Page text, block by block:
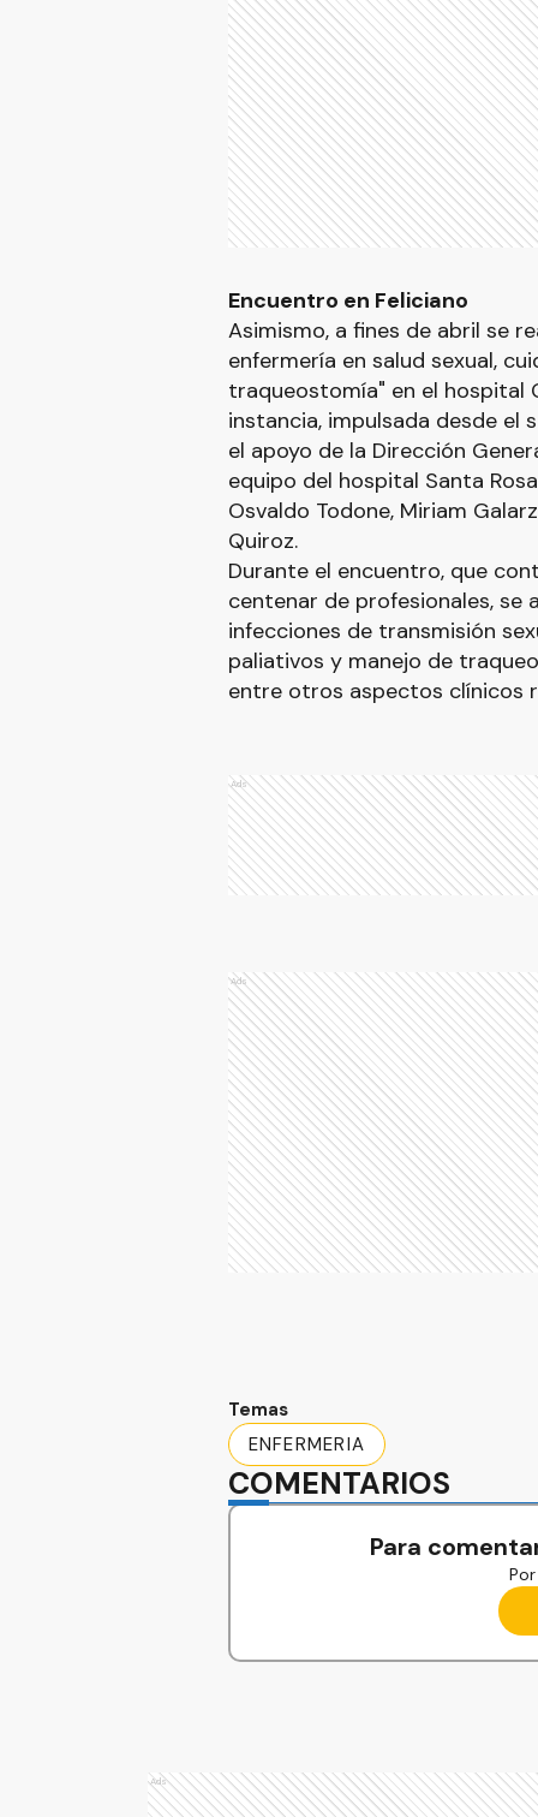
Encuentro en Feliciano
Asimismo, a fines de abril se
enfermería en salud sexual,
traqueostomía" en el hospital
instancia, impulsada desde el
el apoyo de la Dirección
equipo del hospital Santa
Osvaldo Todone, Miriam
Quiroz.
Durante el encuentro, que
centenar de profesionales, se
infecciones de transmisión
paliativos y manejo de
entre otros aspectos clínicos
Ads
Ads
Temas
ENFERMERIA
COMENTARIOS
Para
Ads